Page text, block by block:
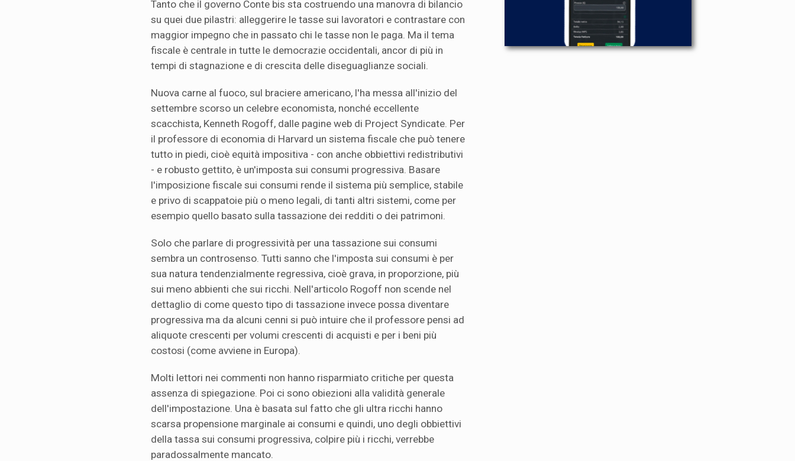
Tanto che il governo Conte bis sta costruendo una manovra di bilancio
su quei due pilastri: alleggerire le tasse sui lavoratori e contrastare con
maggior impegno che in passato chi le tasse non le paga. Ma il tema
fiscale è centrale in tutte le democrazie occidentali, ancor di più in
tempi di stagnazione e di crescita delle diseguaglianze sociali.
Nuova carne al fuoco, sul braciere americano, l'ha messa all'inizio del
settembre scorso un celebre economista, nonché eccellente
scacchista, Kenneth Rogoff, dalle pagine web di Project Syndicate. Per
il professore di economia di Harvard un sistema fiscale che può tenere
tutto in piedi, cioè equità impositiva - con anche obbiettivi redistributivi
- e robusto gettito, è un'imposta sui consumi progressiva. Basare
l'imposizione fiscale sui consumi rende il sistema più semplice, stabile
e privo di scappatoie più o meno legali, di tanti altri sistemi, come per
esempio quello basato sulla tassazione dei redditi o dei patrimoni.
Solo che parlare di progressività per una tassazione sui consumi
sembra un controsenso. Tutti sanno che l'imposta sui consumi è per
sua natura tendenzialmente regressiva, cioè grava, in proporzione, più
sui meno abbienti che sui ricchi. Nell'articolo Rogoff non scende nel
dettaglio di come questo tipo di tassazione invece possa diventare
progressiva ma da alcuni cenni si può intuire che il professore pensi ad
aliquote crescenti per volumi crescenti di acquisti e per i beni più
costosi (come avviene in Europa).
Molti lettori nei commenti non hanno risparmiato critiche per questa
assenza di spiegazione. Poi ci sono obiezioni alla validità generale
dell'impostazione. Una è basata sul fatto che gli ultra ricchi hanno
scarsa propensione marginale ai consumi e quindi, uno degli obbiettivi
della tassa sui consumi progressiva, colpire più i ricchi, verrebbe
paradossalmente mancato.